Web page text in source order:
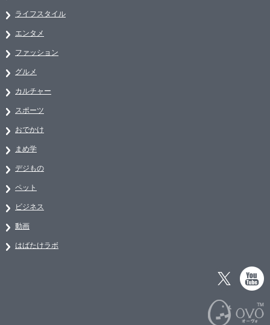
ライフスタイル
エンタメ
ファッション
グルメ
カルチャー
スポーツ
おでかけ
まめ学
デジもの
ペット
ビジネス
動画
はばたけラボ